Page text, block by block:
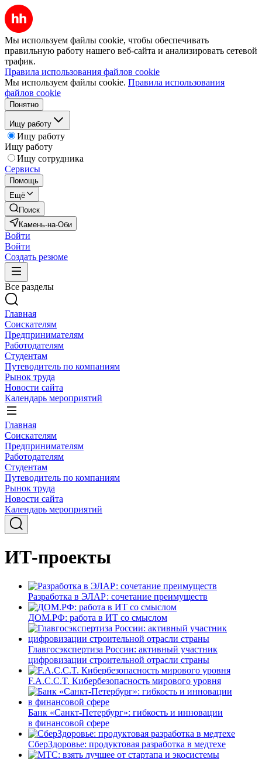
Мы используем файлы cookie, чтобы обеспечивать
правильную работу нашего веб-сайта и анализировать сетевой
трафик.
Правила использования файлов cookie
Мы используем файлы cookie. Правила использования
файлов cookie
Понятно
Ищу работу
Ищу работу
Ищу работу
Ищу сотрудника
Сервисы
Помощь
Ещё
Поиск
Камень-на-Оби
Войти
Войти
Создать резюме
Все разделы
Главная
Соискателям
Предпринимателям
Работодателям
Студентам
Путеводитель по компаниям
Рынок труда
Новости сайта
Календарь мероприятий
Главная
Соискателям
Предпринимателям
Работодателям
Студентам
Путеводитель по компаниям
Рынок труда
Новости сайта
Календарь мероприятий
ИТ-проекты
Разработка в ЭЛАР: сочетание преимуществ
ДОМ.РФ: работа в ИТ со смыслом
Главгосэкспертиза России: активный участник
цифровизации строительной отрасли страны
F.A.C.C.T. Кибербезопасность мирового уровня
Банк «Санкт-Петербург»: гибкость и инновации
в финансовой сфере
СберЗдоровье: продуктовая разработка в медтехе